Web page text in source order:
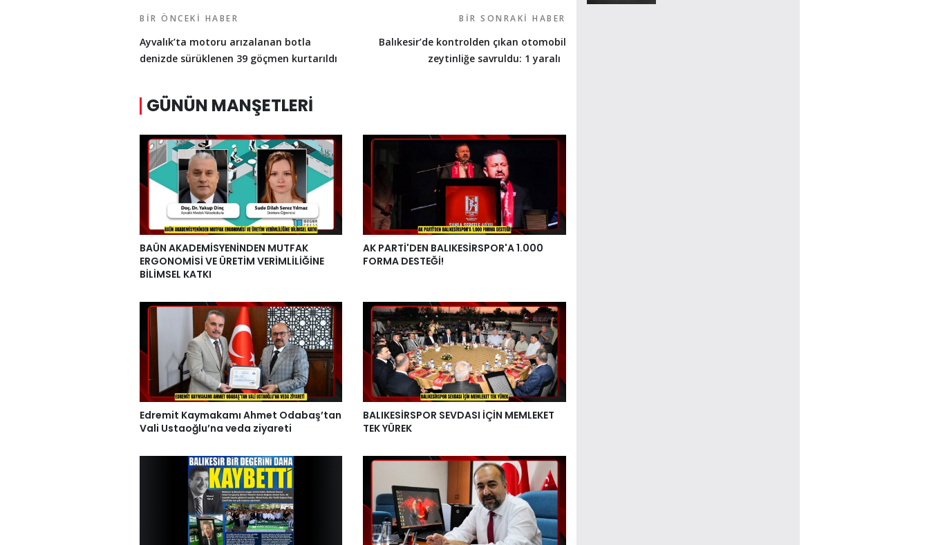
BIR ÖNCEKI HABER
Ayvalık’ta motoru arızalanan botla
denizde sürüklenen 39 göçmen kurtarıldı
BIR SONRAKI HABER
Balıkesir’de kontrolden çıkan otomobil
zeytinliğe savruldu: 1 yaralı
GÜNÜN MANŞETLERI
BAÜN AKADEMİSYENİNDEN MUTFAK
ERGONOMİSİ VE ÜRETİM VERİMLİLİĞİNE
BİLİMSEL KATKI
AK PARTİ'DEN BALIKESİRSPOR'A 1.000
FORMA DESTEĞİ!
Edremit Kaymakamı Ahmet Odabaş’tan
Vali Ustaoğlu’na veda ziyareti
BALIKESİRSPOR SEVDASI İÇİN MEMLEKET
TEK YÜREK